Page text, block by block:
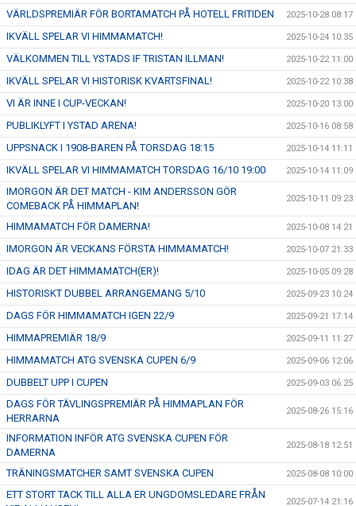
VÄRLDSPREMIÄR FÖR BORTAMATCH PÅ HOTELL FRITIDEN 2025-10-28 08:17
IKVÄLL SPELAR VI HIMMAMATCH! 2025-10-24 10:35
VÄLKOMMEN TILL YSTADS IF TRISTAN ILLMAN! 2025-10-22 11:00
IKVÄLL SPELAR VI HISTORISK KVARTSFINAL! 2025-10-22 10:38
VI ÄR INNE I CUP-VECKAN! 2025-10-20 13:00
PUBLIKLYFT I YSTAD ARENA! 2025-10-16 08:58
UPPSNACK I 1908-BAREN PÅ TORSDAG 18:15 2025-10-14 11:11
IKVÄLL SPELAR VI HIMMAMATCH TORSDAG 16/10 19:00 2025-10-14 11:09
IMORGON ÄR DET MATCH - KIM ANDERSSON GÖR
COMEBACK PÅ HIMMAPLAN!
2025-10-11 09:23
HIMMAMATCH FÖR DAMERNA! 2025-10-08 14:21
IMORGON ÄR VECKANS FÖRSTA HIMMAMATCH! 2025-10-07 21:33
IDAG ÄR DET HIMMAMATCH(ER)! 2025-10-05 09:28
HISTORISKT DUBBEL ARRANGEMANG 5/10 2025-09-23 10:24
DAGS FÖR HIMMAMATCH IGEN 22/9 2025-09-21 17:14
HIMMAPREMIÄR 18/9 2025-09-11 11:27
HIMMAMATCH ATG SVENSKA CUPEN 6/9 2025-09-06 12:06
DUBBELT UPP I CUPEN 2025-09-03 06:25
DAGS FÖR TÄVLINGSPREMIÄR PÅ HIMMAPLAN FÖR
HERRARNA
2025-08-26 15:16
INFORMATION INFÖR ATG SVENSKA CUPEN FÖR
DAMERNA
2025-08-18 12:51
TRÄNINGSMATCHER SAMT SVENSKA CUPEN 2025-08-08 10:00
ETT STORT TACK TILL ALLA ER UNGDOMSLEDARE FRÅN
2025-07-14 21:16